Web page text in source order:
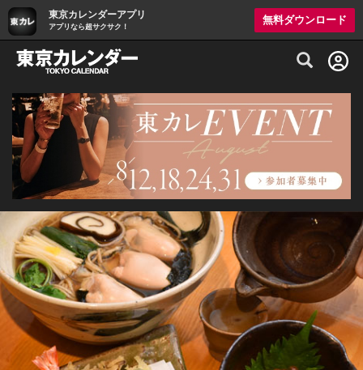
東京カレンダーアプリ
アプリなら超サクサク！
無料ダウンロード
グルメ情報・プレミアムレストラン予約